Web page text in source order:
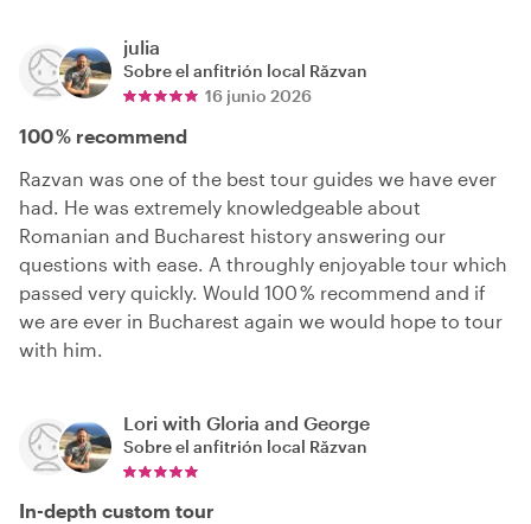
julia
Sobre el anfitrión local Răzvan
16 junio 2026
100 % recommend
Razvan was one of the best tour guides we have ever
had. He was extremely knowledgeable about
Romanian and Bucharest history answering our
questions with ease. A throughly enjoyable tour which
passed very quickly. Would 100 % recommend and if
we are ever in Bucharest again we would hope to tour
with him.
Lori with Gloria and George
Sobre el anfitrión local Răzvan
In-depth custom tour